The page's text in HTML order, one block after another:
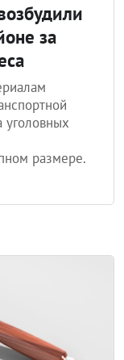
за
уголовных
размере.